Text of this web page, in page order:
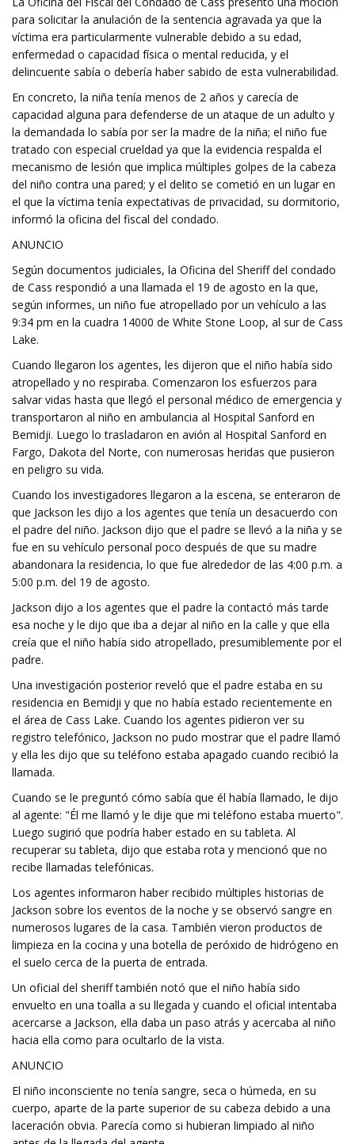
para solicitar la anulación de la sentencia agravada ya que la
víctima era particularmente vulnerable debido a su edad,
enfermedad o capacidad física o mental reducida, y el
delincuente sabía o debería haber sabido de esta vulnerabilidad.
En concreto, la niña tenía menos de 2 años y carecía de
capacidad alguna para defenderse de un ataque de un adulto y
la demandada lo sabía por ser la madre de la niña; el niño fue
tratado con especial crueldad ya que la evidencia respalda el
mecanismo de lesión que implica múltiples golpes de la cabeza
del niño contra una pared; y el delito se cometió en un lugar en
el que la víctima tenía expectativas de privacidad, su dormitorio,
informó la oficina del fiscal del condado.
ANUNCIO
Según documentos judiciales, la Oficina del Sheriff del condado
de Cass respondió a una llamada el 19 de agosto en la que,
según informes, un niño fue atropellado por un vehículo a las
9:34 pm en la cuadra 14000 de White Stone Loop, al sur de Cass
Lake.
Cuando llegaron los agentes, les dijeron que el niño había sido
atropellado y no respiraba. Comenzaron los esfuerzos para
salvar vidas hasta que llegó el personal médico de emergencia y
transportaron al niño en ambulancia al Hospital Sanford en
Bemidji. Luego lo trasladaron en avión al Hospital Sanford en
Fargo, Dakota del Norte, con numerosas heridas que pusieron
en peligro su vida.
Cuando los investigadores llegaron a la escena, se enteraron de
que Jackson les dijo a los agentes que tenía un desacuerdo con
el padre del niño. Jackson dijo que el padre se llevó a la niña y se
fue en su vehículo personal poco después de que su madre
abandonara la residencia, lo que fue alrededor de las 4:00 p.m. a
5:00 p.m. del 19 de agosto.
Jackson dijo a los agentes que el padre la contactó más tarde
esa noche y le dijo que iba a dejar al niño en la calle y que ella
creía que el niño había sido atropellado, presumiblemente por el
padre.
Una investigación posterior reveló que el padre estaba en su
residencia en Bemidji y que no había estado recientemente en
el área de Cass Lake. Cuando los agentes pidieron ver su
registro telefónico, Jackson no pudo mostrar que el padre llamó
y ella les dijo que su teléfono estaba apagado cuando recibió la
llamada.
Cuando se le preguntó cómo sabía que él había llamado, le dijo
al agente: "Él me llamó y le dije que mi teléfono estaba muerto".
Luego sugirió que podría haber estado en su tableta. Al
recuperar su tableta, dijo que estaba rota y mencionó que no
recibe llamadas telefónicas.
Los agentes informaron haber recibido múltiples historias de
Jackson sobre los eventos de la noche y se observó sangre en
numerosos lugares de la casa. También vieron productos de
limpieza en la cocina y una botella de peróxido de hidrógeno en
el suelo cerca de la puerta de entrada.
Un oficial del sheriff también notó que el niño había sido
envuelto en una toalla a su llegada y cuando el oficial intentaba
acercarse a Jackson, ella daba un paso atrás y acercaba al niño
hacia ella como para ocultarlo de la vista.
ANUNCIO
El niño inconsciente no tenía sangre, seca o húmeda, en su
cuerpo, aparte de la parte superior de su cabeza debido a una
laceración obvia. Parecía como si hubieran limpiado al niño